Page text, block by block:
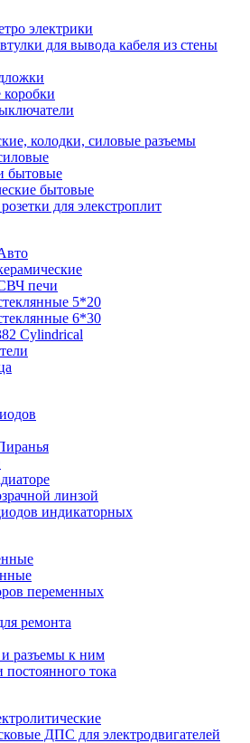
электрики
для вывода кабеля из стены
коробки
колодки, силовые разъемы
бытовые
бытовые
для элекстроплит
печи
5*20
6*30
Cylindrical
линзой
индикаторных
переменных
ремонта
разъемы к ним
постоянного тока
ДПС для электродвигателей